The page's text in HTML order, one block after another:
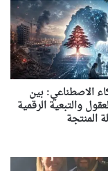
الاصطناعي: بين
والتبعية الرقمية
المنتجة